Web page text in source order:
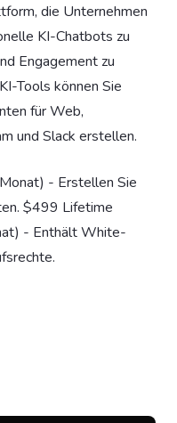
die Unternehmen
KI-Chatbots zu
Engagement zu
Tools können Sie
für Web,
und Slack erstellen.
- Erstellen Sie
$499 Lifetime
- Enthält White-